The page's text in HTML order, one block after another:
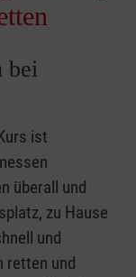
bei
ist
überall und
zu Hause
und
retten und